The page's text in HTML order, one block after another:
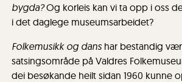
bygda?Og korleis kan vi ta opp i oss
i det daglege museumsarbeidet?
Folkemusikk og danshar bestandig
satsingsområde på Valdres
dei besøkande heilt sidan 1960 kunne